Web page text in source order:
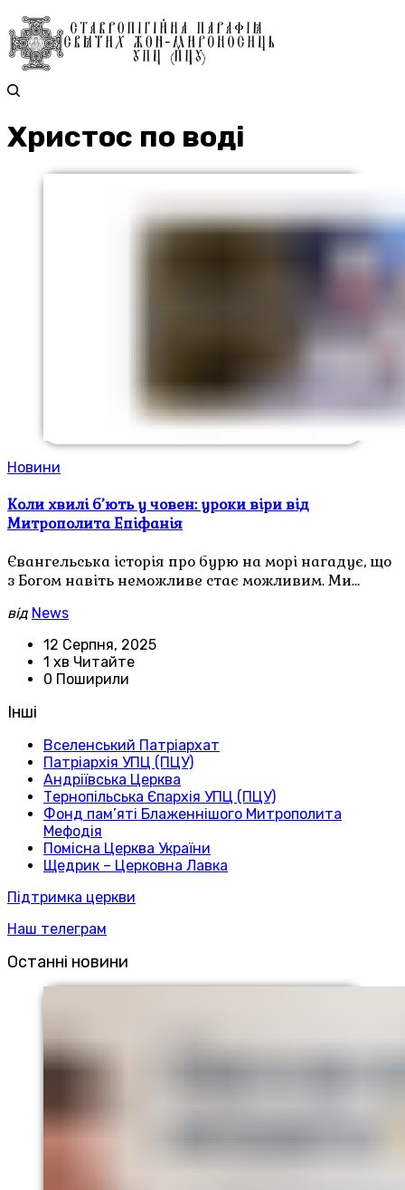
Христос по воді
Новини
Коли хвилі б’ють у човен: уроки віри від
Митрополита Епіфанія
Євангельська історія про бурю на морі нагадує, що
з Богом навіть неможливе стає можливим. Ми…
від News
12 Серпня, 2025
1 хв Читайте
0 Поширили
Інші
Вселенський Патріархат
Патріархія УПЦ (ПЦУ)
Андріївська Церква
Тернопільська Єпархія УПЦ (ПЦУ)
Фонд пам’яті Блаженнішого Митрополита
Мефодія
Помісна Церква України
Щедрик – Церковна Лавка
Підтримка церкви
Наш телеграм
Останні новини